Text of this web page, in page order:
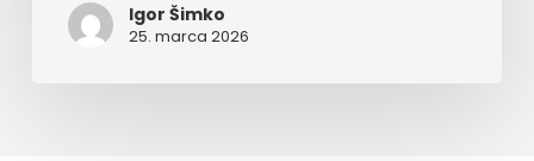
Igor Šimko
25. marca 2026